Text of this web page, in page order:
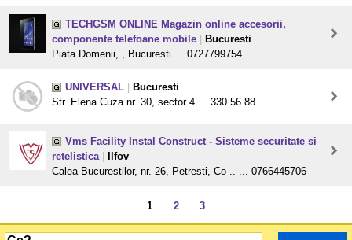
TECHGSM ONLINE Magazin online accesorii,
componente telefoane mobile
Bucuresti
Piata Domenii, , Bucuresti ... 0727799754
UNIVERSAL
Bucuresti
Str. Elena Cuza nr. 30, sector 4 ... 330.56.88
Vms Facility Instal Construct - Sisteme securitate si
retelistica
Ilfov
Calea Bucurestilor, nr. 26, Petresti, Co .. ... 0766445706
1 2 3